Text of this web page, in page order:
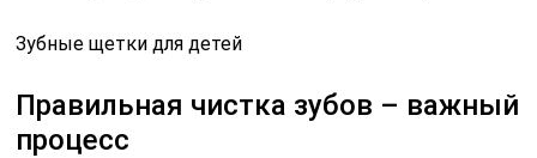
Зубные щетки для детей
Правильная чистка зубов – важный
процесс